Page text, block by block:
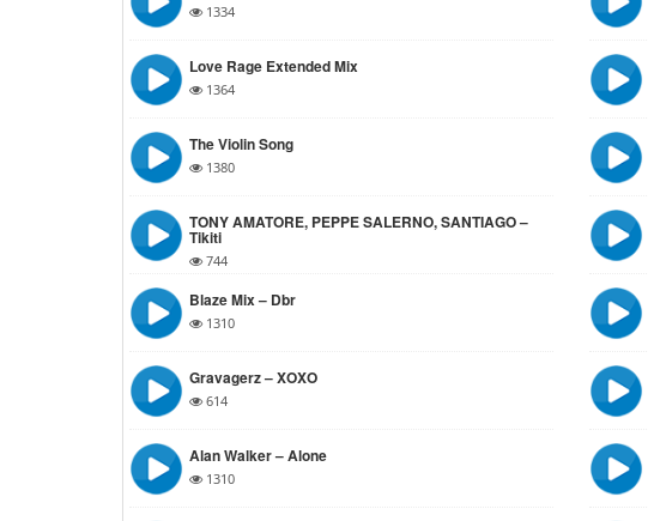
1334
Love Rage Extended Mix
1364
The Violin Song
1380
TONY AMATORE, PEPPE SALERNO, SANTIAGO –
Tikiti
744
Blaze Mix – Dbr
1310
Gravagerz – XOXO
614
Alan Walker – Alone
1310